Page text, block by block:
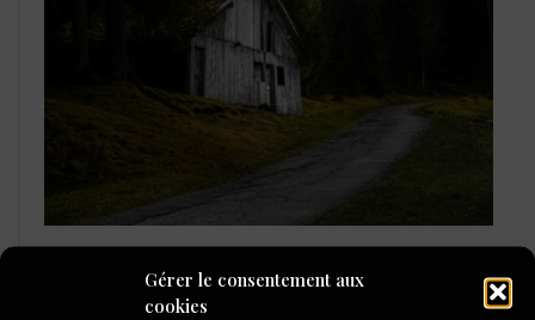
Gérer le consentement aux
cookies
L'ÉCOLE DU ROMAN D'ALEPH-
ÉCRITURE